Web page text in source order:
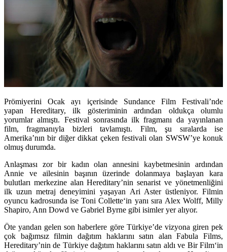
Prömiyerini Ocak ayı içerisinde Sundance Film Festivali’nde
yapan Hereditary, ilk gösteriminin ardından oldukça olumlu
yorumlar almıştı. Festival sonrasında ilk fragmanı da yayınlanan
film, fragmanıyla bizleri tavlamıştı. Film, şu sıralarda ise
Amerika’nın bir diğer dikkat çeken festivali olan SWSW’ye konuk
olmuş durumda.
Anlaşması zor bir kadın olan annesini kaybetmesinin ardından
Annie ve ailesinin başının üzerinde dolanmaya başlayan kara
bulutları merkezine alan Hereditary’nin senarist ve yönetmenliğini
ilk uzun metraj deneyimini yaşayan Ari Aster üstleniyor. Filmin
oyuncu kadrosunda iseToni Collette‘in yanı sıra Alex Wolff, Milly
Shapiro, Ann Dowd ve Gabriel Byrne gibi isimler yer alıyor.
Öte yandan gelen son haberlere göre Türkiye’de vizyona giren pek
çok bağımsız filmin dağıtım haklarını satın alanFabula Films,
Hereditary’nin de Türkiye dağıtım haklarını satın aldı ve Bir Film‘in